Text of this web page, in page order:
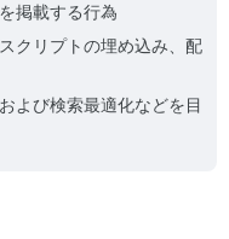
掲載する行為
クリプトの埋め込み、配
よび検索最適化などを目